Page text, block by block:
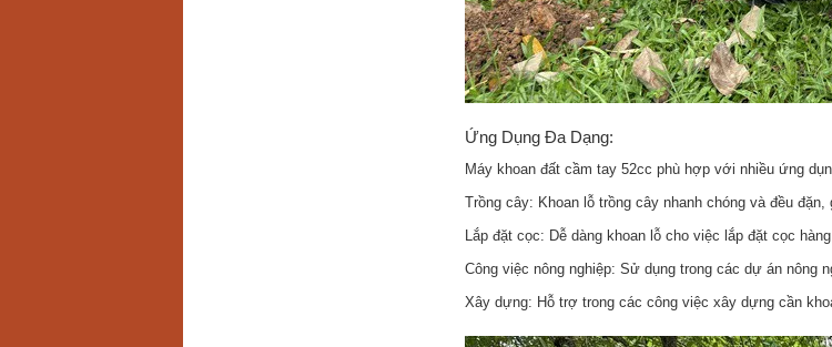
Ứng Dụng Đa Dạng:
Máy khoan đất cầm tay 52cc phù hợp với nhiều ứng
Trồng cây: Khoan lỗ trồng cây nhanh chóng và đều
Lắp đặt cọc: Dễ dàng khoan lỗ cho việc lắp đặt cọc
Công việc nông nghiệp: Sử dụng trong các dự án nông
Xây dựng: Hỗ trợ trong các công việc xây dựng cần